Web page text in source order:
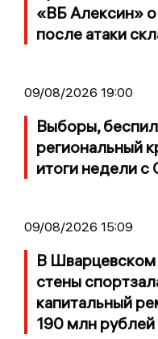
«ВБ Алексин»
после атаки
09/08/2026 19:00
Выборы,
региональный
итоги недели
09/08/2026 15:09
В
стены
капитальный
190 млн рублей